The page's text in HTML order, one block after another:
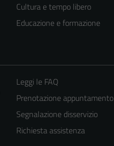
Cultura e tempo libero
Educazione e formazione
Leggi le FAQ
Prenotazione appuntamento
Segnalazione disservizio
Richiesta assistenza